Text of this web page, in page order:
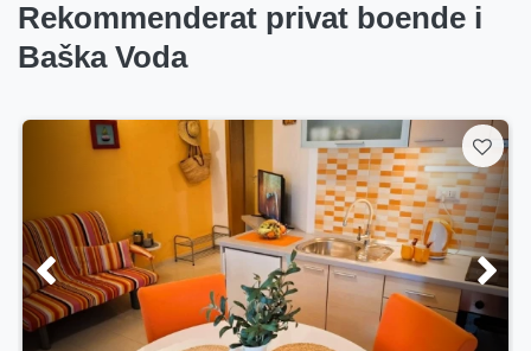
Rekommenderat privat boende i
Baška Voda